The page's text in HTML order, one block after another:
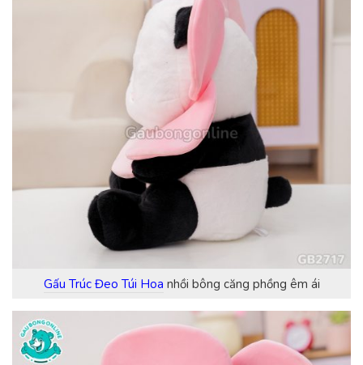
Gấu Trúc Đeo Túi Hoa nhồi bông căng phồng êm ái